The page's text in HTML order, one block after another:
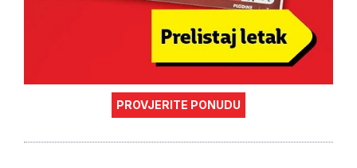
PROVJERITE PONUDU